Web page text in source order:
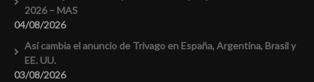
2026 – MAS
04/08/2026
Así cambia el anuncio de Trivago en España, Argentina, Brasil y
EE. UU.
03/08/2026